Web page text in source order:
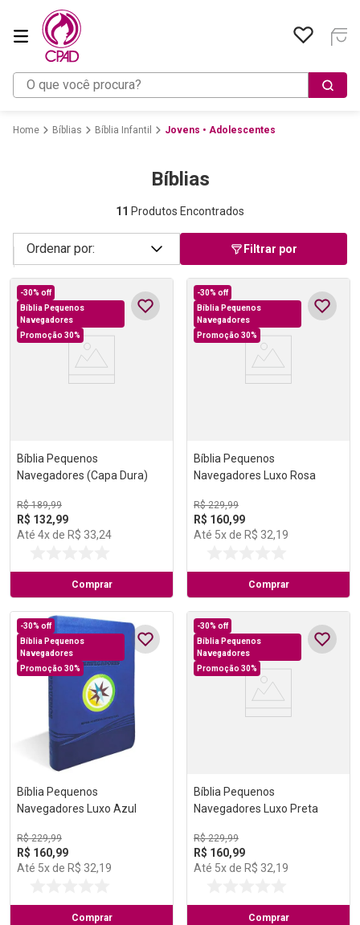
O que você procura?
Bíblias Bíblia Infantil Jovens • Adolescentes
Bíblias
11 Produtos Encontrados
Filtrar por
-30% off
Bíblia Pequenos
Navegadores
Promoção 30%
Bíblia Pequenos
Navegadores (Capa Dura)
R$ 189,99
R$ 132,99
Até 4x de R$ 33,24
Comprar
-30% off
Bíblia Pequenos
Navegadores
Promoção 30%
Bíblia Pequenos
Navegadores Luxo Rosa
R$ 229,99
R$ 160,99
Até 5x de R$ 32,19
Comprar
-30% off
Bíblia Pequenos
Navegadores
Promoção 30%
Bíblia Pequenos
Navegadores Luxo Azul
R$ 229,99
R$ 160,99
Até 5x de R$ 32,19
Comprar
-30% off
Bíblia Pequenos
Navegadores
Promoção 30%
Bíblia Pequenos
Navegadores Luxo Preta
R$ 229,99
R$ 160,99
Até 5x de R$ 32,19
Comprar